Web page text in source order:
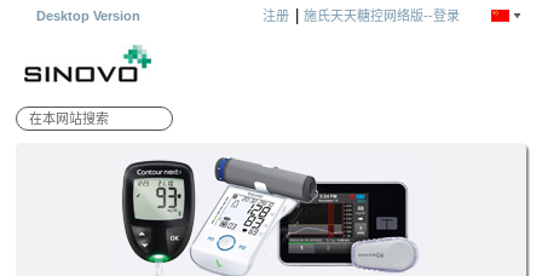
Desktop Version 注册| 施氏天天糖控网络版--登录